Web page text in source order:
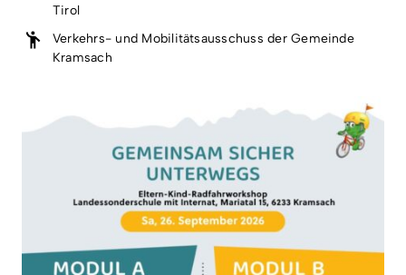
Tirol
Verkehrs- und Mobilitätsausschuss der Gemeinde
Kramsach